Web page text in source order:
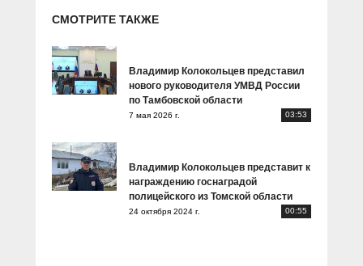
СМОТРИТЕ ТАКЖЕ
Владимир Колокольцев представил
нового руководителя УМВД России
по Тамбовской области
7 мая 2026 г. 03:53
Владимир Колокольцев представит к
награждению госнаградой
полицейского из Томской области
24 октября 2024 г. 00:55